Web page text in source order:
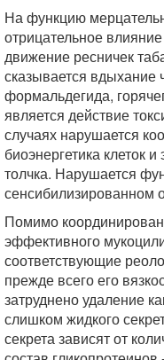
На функцию
отрицательное
движение ресничек
сказывается вдыхание
формальдегида,
является действие
случаях нарушается
биоэнергетика клеток
толчка. Нарушается
сенсибилизированном
Помимо
эффективного
соответствующие
прежде всего его
затруднено удаление
слишком жидкого
секрета зависят от